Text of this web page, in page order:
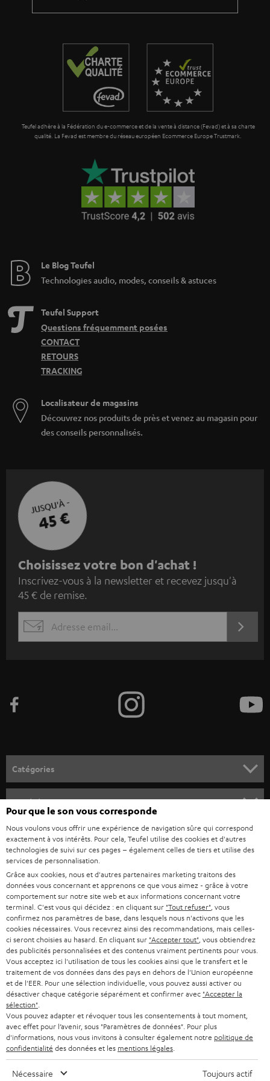
a
a
r
i
Teufel adhère à la Fédération du e-commerce et de la vente à distance (Fevad) et à sa charte
qualité. La Fevad est membre du réseau européen Ecommerce Europe Trustmark.
Le Blog Teufel
Technologies audio, modes, conseils & astuces
Teufel Support
Questions fréquemment posées
CONTACT
RETOURS
TRACKING
Localisateur de magasins
Découvrez nos produits de près et venez au magasin pour
des conseils personnalisés.
JUSQU'À -
45 €
I
n
s
c
r
z
o
u
s
à
l
a
n
e
w
s
l
e
t
t
e
r
Choisissez votre bon d'achat !
Inscrivez-vous à la newsletter et recevez jusqu'à
45 € de remise.
EMAIL
Catégories
BARRES DE SON
STEREO
SMART HOME
BLUETOOTH
CASQUES AUDIO
CASQUES BLUETOOTH AUDIO
SYSTEMES COMPLETS
ENCEINTES
ULTIMA
Société
SUPPORT
CARRIÈRE
PRESSE
B2B
NEWSLETTER
MAGASINS
AVANTAGES D’ACHAT
L’HISTOIRE DE TEUFEL
Boutiques en ligne Teufel
ALLEMAGNE
AUTRICHE
SUISSE
PAYS-BAS
BELGIQUE
FRANCE
POLOGNE
Pour que le son vous corresponde
Nous voulons vous offrir une expérience de navigation sûre qui correspond
exactement à vos intérêts. Pour cela, Teufel utilise des cookies et d'autres
technologies de suivi sur ces pages – également celles de tiers et utilise des
services de personnalisation.
Grâce aux cookies, nous et d'autres partenaires marketing traitons des
données vous concernant et apprenons ce que vous aimez - grâce à votre
comportement sur notre site web et aux informations concernant votre
terminal. C'est vous qui décidez : en cliquant sur "Tout refuser" , vous
confirmez nos paramètres de base, dans lesquels nous n'activons que les
cookies nécessaires. Vous recevrez ainsi des recommandations, mais celles-
ci seront choisies au hasard. En cliquant sur "Accepter tout" , vous obtiendrez
des publicités personnalisées et des contenus vraiment pertinents pour vous.
Vous acceptez ici l'utilisation de tous les cookies ainsi que le transfert et le
traitement de vos données dans des pays en dehors de l'Union européenne
et de l'EER. Pour une sélection individuelle, vous pouvez aussi activer ou
désactiver chaque catégorie séparément et confirmer avec "Accepter la
sélection"
Vous pouvez adapter et révoquer tous les consentements à tout moment,
avec effet pour l’avenir, sous "Paramètres de données". Pour plus
d'informations, nous vous invitons à consulter également notre politique de
confidentialité des données et les mentions légales
Nécessaire Toujours actif